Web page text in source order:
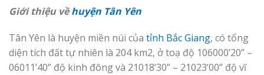
Giới thiệu vềhuyện Tân Yên
Tân Yên là huyện miền núi của tỉnh Bắc Giang, có tổng
diện tích đất tự nhiên là 204 km2, ở toạ độ 106000’20” –
06011’40” độ kinh đông và 21018’30” – 21023’00” độ vĩ